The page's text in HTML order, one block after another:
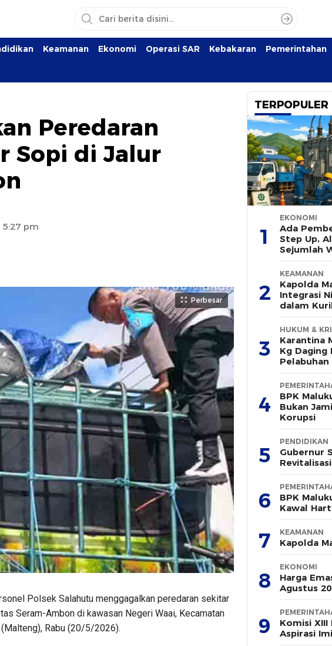
Keamanan Ekonomi Operasi SAR Kebakaran Pemerintahan
Peredaran
Sopi di Jalur
5:27 pm
Perbesar
Polsek Salahutu menggagalkan peredaran sekitar
Seram-Ambon di kawasan Negeri Waai, Kecamatan
Rabu (20/5/2026).
TERPOPULER
1
EKONOMI
Ada
Step Up,
Sejumlah
Padam
2
KEAMANAN
Kapolda
Integrasi
dalam
3
HUKUM &
Karantina
Kg Daging
Pelabuhan
4
BPK
Bukan
Korupsi
5
PENDIDIKAN
Gubernur
6
BPK
Kawal
7 KEAMANAN
Kapolda
8
EKONOMI
Harga
Agustus
9
Komisi XIII
Aspirasi